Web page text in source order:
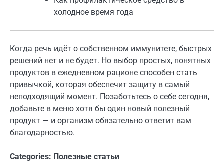
холодное время года
Когда речь идёт о собственном иммунитете, быстрых
решений нет и не будет. Но выбор простых, понятных
продуктов в ежедневном рационе способен стать
привычкой, которая обеспечит защиту в самый
неподходящий момент. Позаботьтесь о себе сегодня,
добавьте в меню хотя бы один новый полезный
продукт — и организм обязательно ответит вам
благодарностью.
Categories: Полезные статьи